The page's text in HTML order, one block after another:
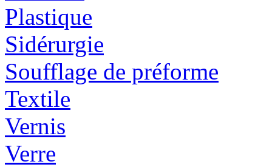
Plastique
Sidérurgie
Soufflage de préforme
Textile
Vernis
Verre